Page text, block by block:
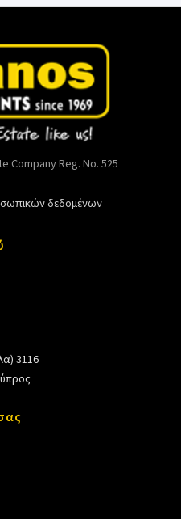
Company Reg. No. 525
δεδομένων
3116